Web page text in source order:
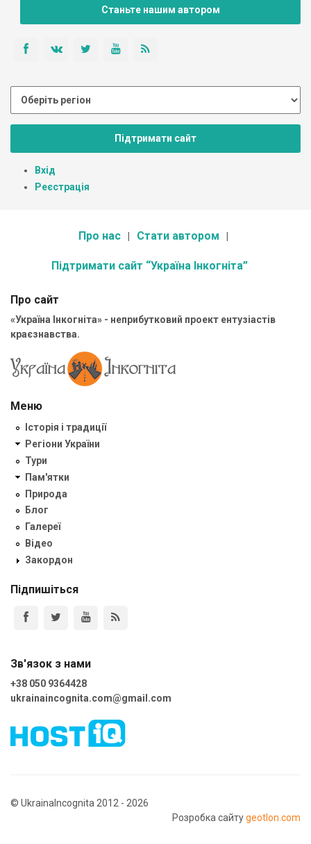
Станьте нашим автором
Підтримати сайт
Вхід
Реєстрація
Про нас Стати автором
Підтримати сайт “Україна Інкогніта”
Про сайт
«Україна Інкогніта» - неприбутковий проект ентузіастів
краєзнавства.
Меню
Історія і традиції
Регіони України
Тури
Пам'ятки
Природа
Блог
Галереї
Відео
Закордон
Підпишіться
Зв'язок з нами
+38 050 9364428
ukrainaincognita.com@gmail.com
© UkrainaIncognita 2012 - 2026
Розробка сайтуgeotlon.com